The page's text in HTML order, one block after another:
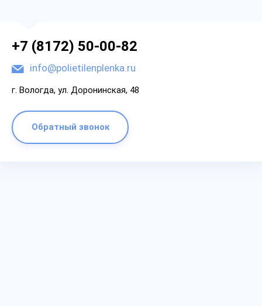
+7 (8172) 50-00-82
info@polietilenplenka.ru
г. Вологда, ул. Доронинская, 48
Обратный звонок